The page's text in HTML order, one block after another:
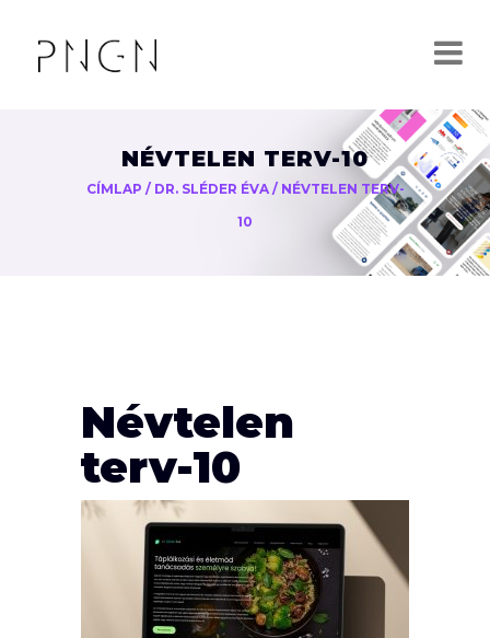
NÉVTELEN TERV-10
CÍMLAP / DR. SLÉDER ÉVA/ NÉVTELEN TERV-
10
Névtelen
terv-10